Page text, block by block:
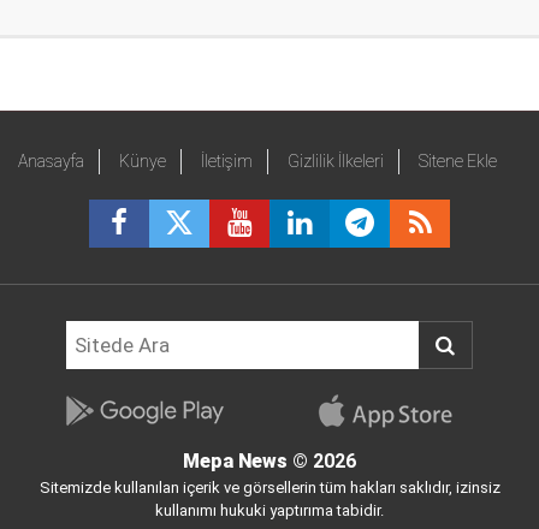
Anasayfa Künye İletişim Gizlilik İlkeleri Sitene Ekle
Mepa News © 2026
Sitemizde kullanılan içerik ve görsellerin tüm hakları saklıdır, izinsiz
kullanımı hukuki yaptırıma tabidir.